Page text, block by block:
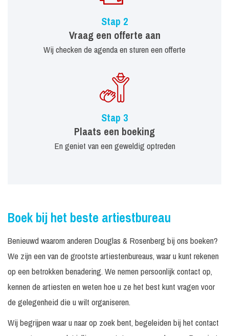
Stap 2
Vraag een offerte aan
Wij checken de agenda en sturen een offerte
Stap 3
Plaats een boeking
En geniet van een geweldig optreden
Boek bij het beste artiestbureau
Benieuwd waarom anderen Douglas & Rosenberg bij ons boeken?
We zijn een van de grootste artiestenbureaus, waar u kunt rekenen
op een betrokken benadering. We nemen persoonlijk contact op,
kennen de artiesten en weten hoe u ze het best kunt vragen voor
de gelegenheid die u wilt organiseren.
Wij begrijpen waar u naar op zoek bent, begeleiden bij het contact